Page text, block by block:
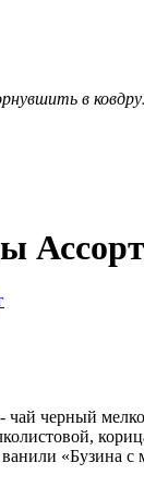
в
черный
«Бузина с